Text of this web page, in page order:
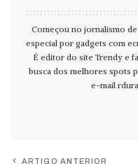
Começou no jornalismo
especial por gadgets com
É editor do site Trendy e
busca dos melhores spots
e-mail
ARTIGO ANTERIOR